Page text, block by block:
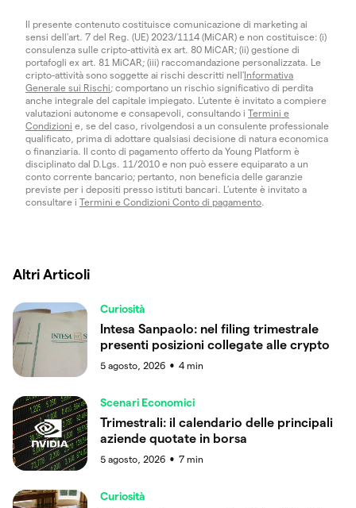
Il presente contenuto costituisce comunicazione di marketing ai
sensi dell'art. 7 del Reg. (UE) 2023/1114 (MiCAR) e non costituisce: (i)
consulenza sulle cripto-attività ex art. 80 MiCAR; (ii) gestione di
portafogli ex art. 81 MiCAR; (iii) raccomandazione personalizzata. Le
cripto-attività sono soggette ai rischi descritti nell'Informativa
Generale sui Rischi; comportano un rischio significativo di perdita
anche integrale del capitale impiegato. L’utente è invitato a compiere
valutazioni autonome e consapevoli, consultando i Termini e
Condizioni e, se del caso, rivolgendosi a un consulente professionale
qualificato, prima di adottare qualsiasi decisione di natura economica
o finanziaria. Il conto di pagamento offerto da Young Platform è
disciplinato dal D.Lgs. 11/2010 e non può essere equiparato a un
conto corrente bancario; pertanto, non beneficia delle garanzie
previste per i depositi presso istituti bancari. L’utente è invitato a
consultare i Termini e Condizioni Conto di pagamento
Altri Articoli
Curiosità
Intesa Sanpaolo: nel filing trimestrale
presenti posizioni collegate alle crypto
5 agosto, 2026 ● 4 min
Scenari Economici
Trimestrali: il calendario delle principali
aziende quotate in borsa
5 agosto, 2026 ● 7 min
Curiosità